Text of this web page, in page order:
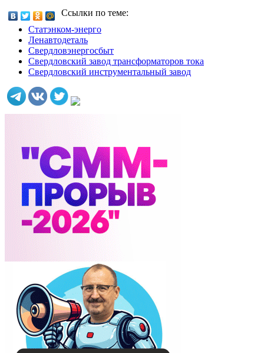
Ссылки по теме:
Статэнком-энерго
Ленавтодеталь
Свердловэнергосбыт
Свердловский завод трансформаторов тока
Свердловский инструментальный завод